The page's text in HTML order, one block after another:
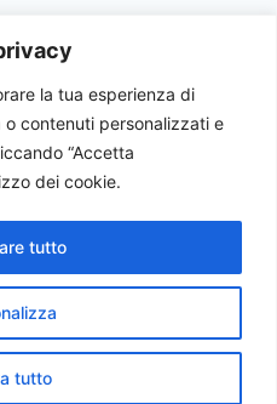
la tua esperienza di
contenuti personalizzati e
“Accetta
dei cookie.
tutto
tutto
Tutto il materiale
da Copyright e ne è
parziale.
Pontillo - Digital